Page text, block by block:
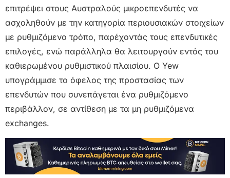
επιτρέψει στους Αυστραλούς μικροεπενδυτές να
ασχοληθούν με την κατηγορία περιουσιακών στοιχείων
με ρυθμιζόμενο τρόπο, παρέχοντάς τους επενδυτικές
επιλογές, ενώ παράλληλα θα λειτουργούν εντός του
καθιερωμένου ρυθμιστικού πλαισίου. Ο Yew
υπογράμμισε το όφελος της προστασίας των
επενδυτών που συνεπάγεται ένα ρυθμιζόμενο
περιβάλλον, σε αντίθεση με τα μη ρυθμιζόμενα
exchanges.